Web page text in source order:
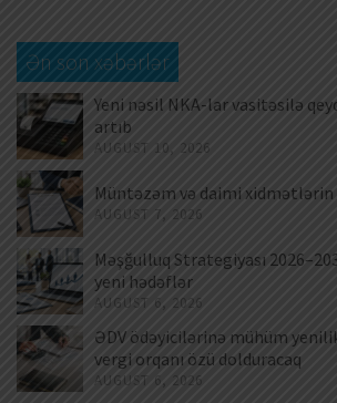
Ən son xəbərlər
Yeni nəsil NKA-lar vasitəsilə
artıb
AUGUST 10, 2026
Müntəzəm və daimi
AUGUST 7, 2026
Məşğulluq Strategiyası
yeni hədəflər
AUGUST 6, 2026
ƏDV ödəyicilərinə mühüm
vergi orqanı özü dolduracaq
AUGUST 6, 2026